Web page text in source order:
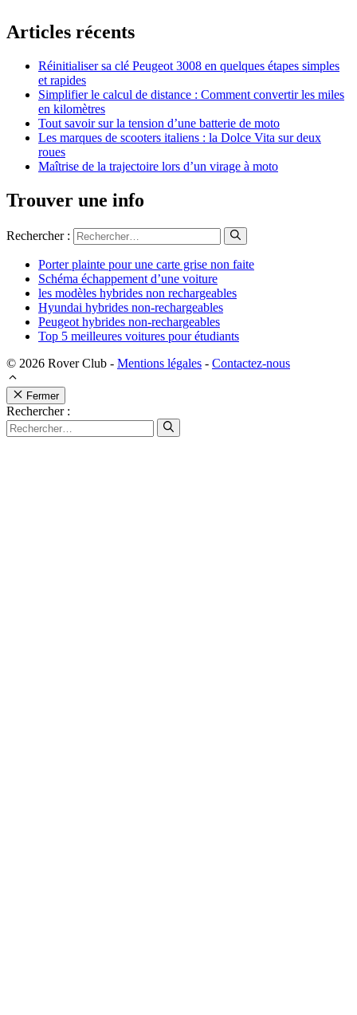
Articles récents
Réinitialiser sa clé Peugeot 3008 en quelques étapes simples
et rapides
Simplifier le calcul de distance : Comment convertir les miles
en kilomètres
Tout savoir sur la tension d’une batterie de moto
Les marques de scooters italiens : la Dolce Vita sur deux
roues
Maîtrise de la trajectoire lors d’un virage à moto
Trouver une info
Rechercher :
Porter plainte pour une carte grise non faite
Schéma échappement d’une voiture
les modèles hybrides non rechargeables
Hyundai hybrides non-rechargeables
Peugeot hybrides non-rechargeables
Top 5 meilleures voitures pour étudiants
© 2026 Rover Club - Mentions légales - Contactez-nous
Fermer
Rechercher :